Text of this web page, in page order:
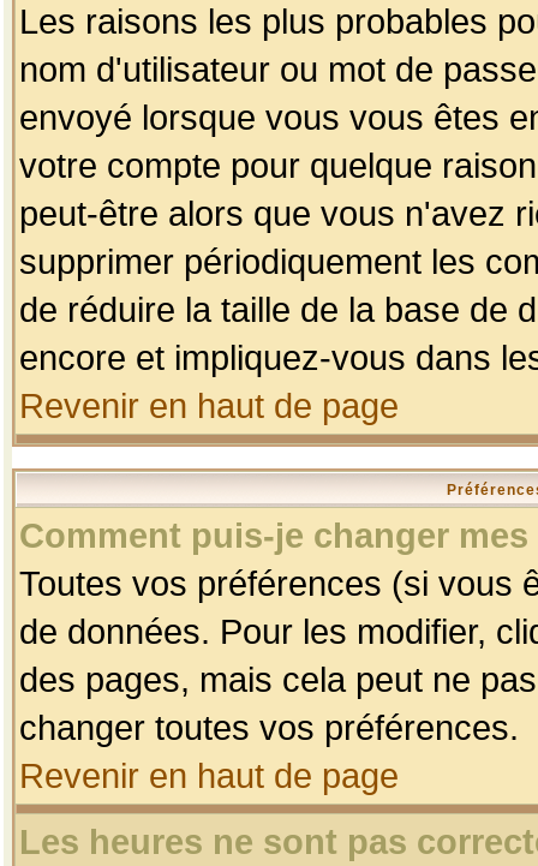
Les raisons les plus probables
nom d'utilisateur ou mot de
envoyé lorsque vous vous êtes
votre compte pour quelque
peut-être alors que vous n'avez
supprimer périodiquement les
de réduire la taille de la base de
encore et impliquez-vous dans
Revenir en haut de page
Comment puis-je changer
Toutes vos préférences (si vous
de données. Pour les modifier,
des pages, mais cela peut ne
changer toutes vos préférences.
Revenir en haut de page
Les heures ne sont pas